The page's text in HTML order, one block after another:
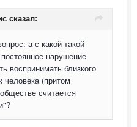
сказал:
а с какой такой
нарушение
воспринимать близкого
человека (притом
считается